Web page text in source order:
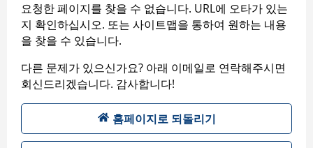
요청한 페이지를 찾을 수 없습니다. URL에 오타가 있는
지 확인하십시오. 또는 사이트맵을 통하여 원하는 내용
을 찾을 수 있습니다.
다른 문제가 있으신가요? 아래 이메일로 연락해주시면
회신드리겠습니다. 감사합니다!
홈페이지로 되돌리기